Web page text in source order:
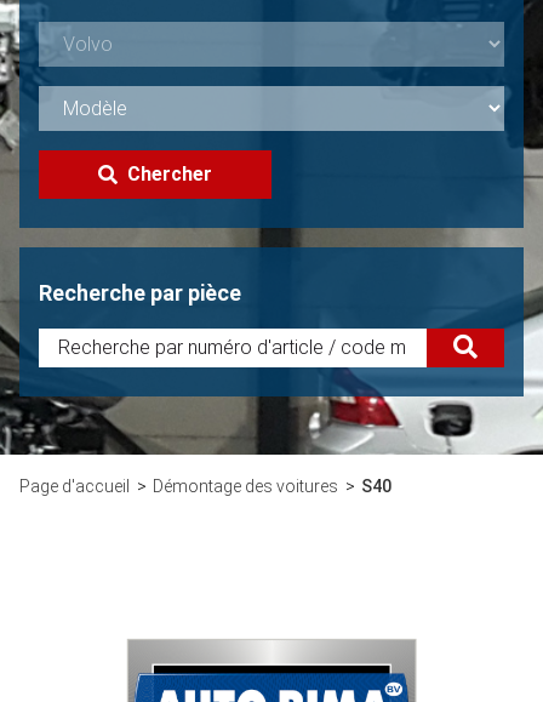
Chercher
Recherche par pièce
Page d'accueil Démontage des voitures S40